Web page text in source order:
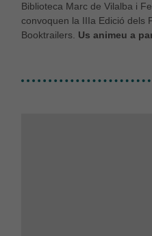
Biblioteca Marc de Vilalba i
convoquen la IIIa Edició dels
Booktrailers. Us animeu a